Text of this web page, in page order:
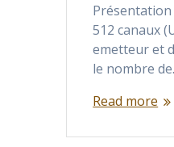
512 canaux
emetteur et
le nombre
Read more